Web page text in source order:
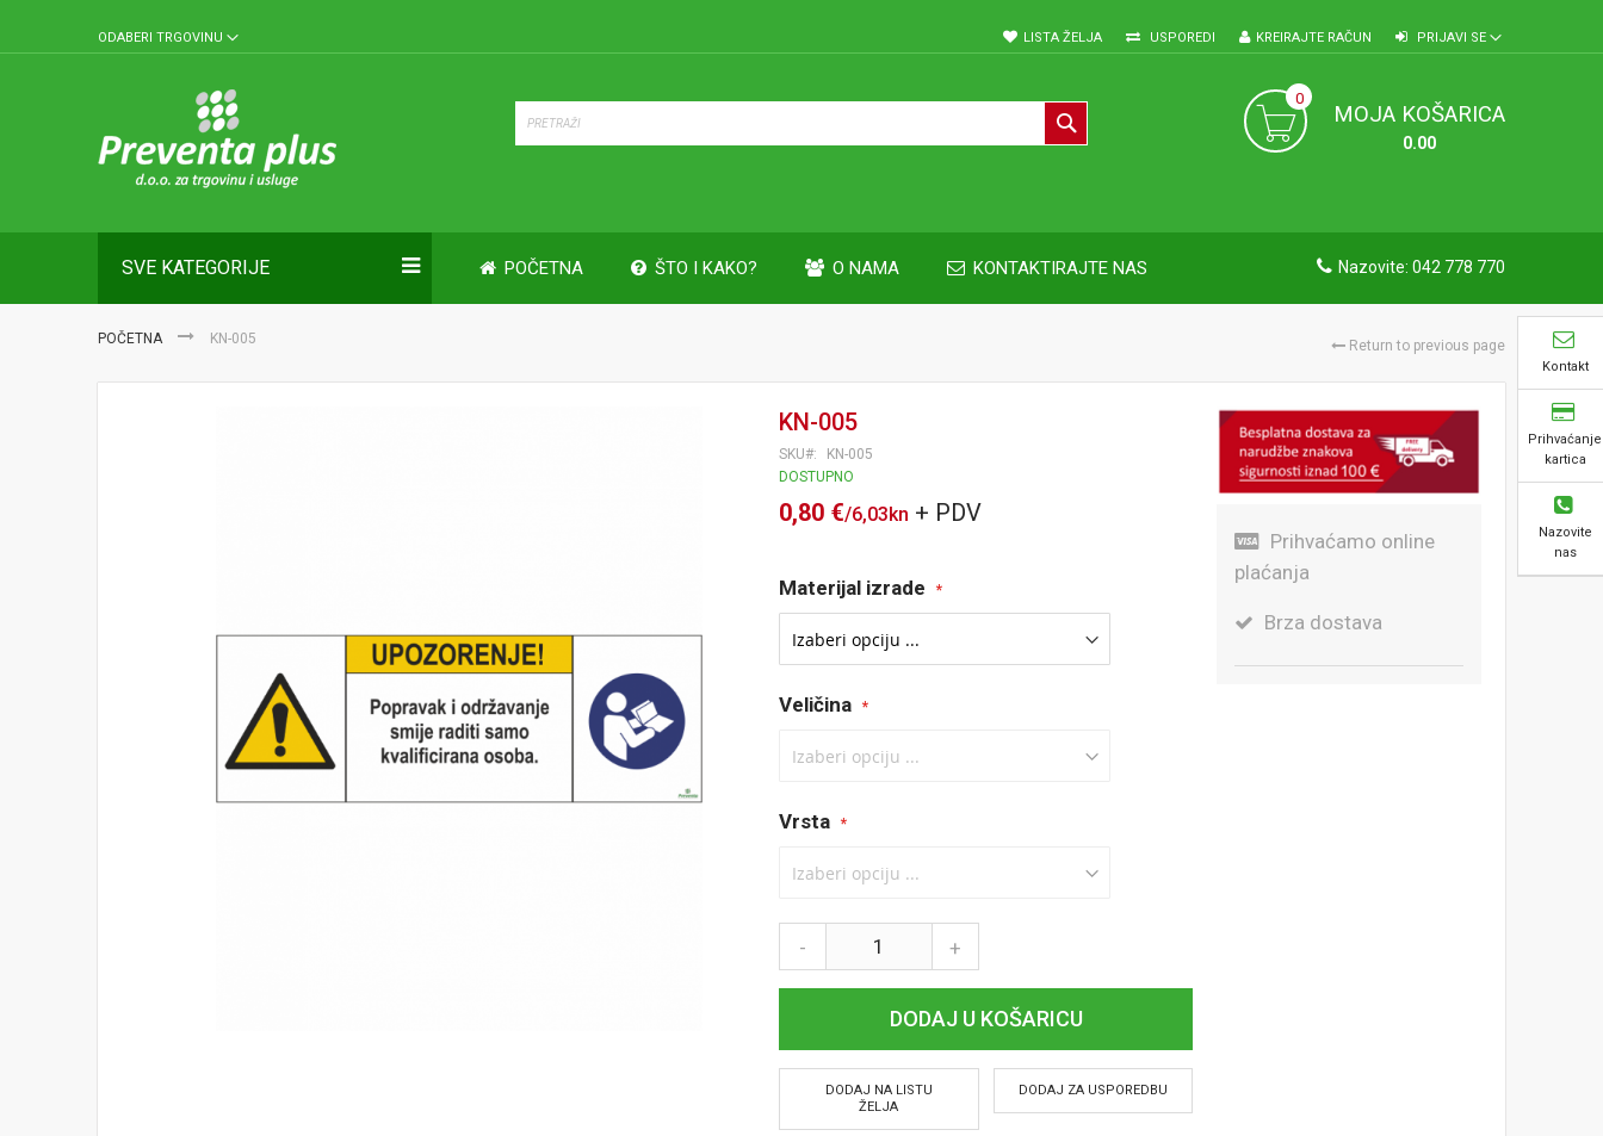
ODABERI TRGOVINU
to
LISTA ŽELJA USPOREDI PRIJAVI SE
KREIRAJTE RAČUN
MOJA KOŠARICA
0.00
0
SVE KATEGORIJE POČETNA ŠTO I KAKO? O NAMA KONTAKTIRAJTE NAS Nazovite: 042 778 770
POČETNA KN-005 Return to previous page
KN-005
SKU
KN-005
DOSTUPNO
0,80 €/6,03kn
Materijal izrade
Veličina
Vrsta
- +
DODAJ U KOŠARICU
DODAJ NA LISTU
ŽELJA
DODAJ ZA USPOREDBU
Prihvaćamo online
plaćanja
Brza dostava
Kontakt
Prihvaćanje
kartica
Nazovite
nas